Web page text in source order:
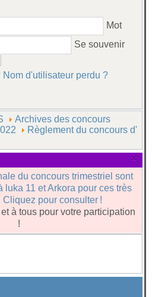
Mot
Se souvenir
Nom d'utilisateur perdu ?
Archives des concours
Règlement du concours d'
×
du concours trimestriel sont
luka 11 et Arkora pour ces très
pour consulter !
à tous pour votre participation
!